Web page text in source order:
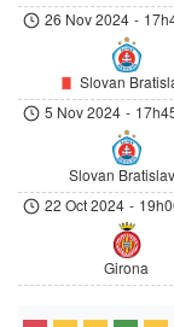
26 Nov 2024 -
Slovan
5 Nov 2024 -
Slovan
22 Oct 2024 -
Girona